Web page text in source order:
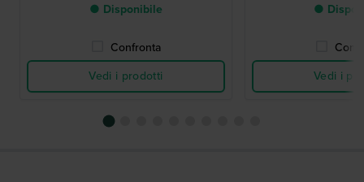
● Disponibile
Confronta
Vedi i prodotti
●
Vedi i